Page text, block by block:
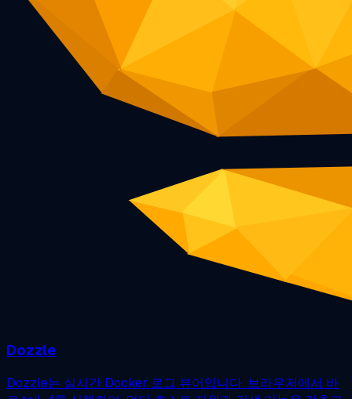
Dozzle
Dozzle는 실시간 Docker 로그 뷰어입니다. 브라우저에서 바